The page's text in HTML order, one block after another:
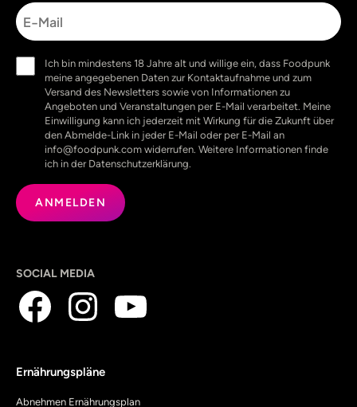
E-
Mail
(erforderlich)
Ich bin mindestens 18 Jahre alt und willige ein, dass Foodpunk
meine angegebenen Daten zur Kontaktaufnahme und zum
Versand des Newsletters sowie von Informationen zu
Angeboten und Veranstaltungen per E-Mail verarbeitet. Meine
Einwilligung kann ich jederzeit mit Wirkung für die Zukunft über
den Abmelde-Link in jeder E-Mail oder per E-Mail an
info@foodpunk.com widerrufen. Weitere Informationen finde
ich in der Datenschutzerklärung.
SOCIAL MEDIA
Ernährungspläne
Abnehmen Ernährungsplan